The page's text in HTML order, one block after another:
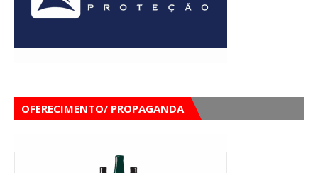
OFERECIMENTO/ PROPAGANDA